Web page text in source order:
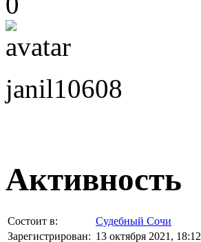
janil10608
Активность
Состоит в:
Судебный Сочи
Зарегистрирован: 13 октября 2021, 18:12